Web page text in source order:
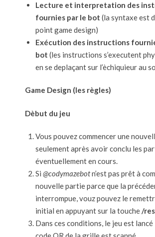
Lecture et interpretation des
fournies par le bot (la syntaxe est
point game design)
Exécution des instructions
bot(les instructions s’executent
en se deplaçant sur l’èchiquieur au
Game Design (les règles)
Dèbut du jeu
Vous pouvez commencer une
seulement après avoir conclu les
éventuellement en cours.
Si@codymazebotn’est pas prêt à
nouvelle partie parce que la
interrompue, vouz pouvez le
initial en appuyant sur la touche/
Dans ces conditions, le jeu est lancé